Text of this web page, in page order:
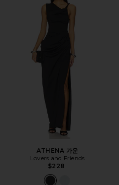
ATHENA 가운
Lovers and Friends
$228